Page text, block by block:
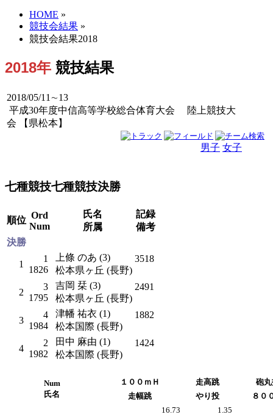
HOME »
競技会結果 »
競技会結果2018
2018年 競技結果
2018/05/11∼13
平成30年度中信高等学校総合体育大会 陸上競技大
会 【県松本】
男子 女子
七種競技七種競技決勝
順位 Ord
Num
氏名
所属
記録
備考
決勝
1
1
1826
上條 のあ (3)
松本県ヶ丘 (長野)
3518
2
3
1795
吉岡 栞 (3)
松本県ヶ丘 (長野)
2491
3
4
1984
津幡 祐衣 (1)
松本国際 (長野)
1882
4
2
1982
田中 麻由 (1)
松本国際 (長野)
1424
Num
氏名
１００ｍＨ 走高跳
砲丸
走幅跳
やり投 ８０
16.73 1.35